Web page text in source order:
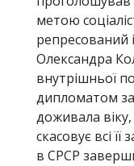
метою
репресований
Олександра
внутрішньої
дипломатом
доживала віку,
скасовує всі
в СРСР